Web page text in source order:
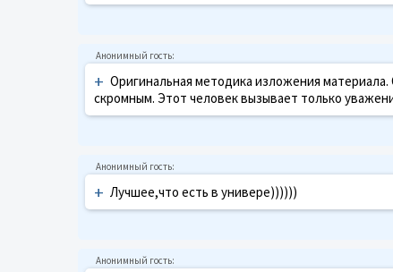
+ Оригинальная методика изложения
скромным. Этот человек вызывает только
+ Лучшее,что есть в универе))))))